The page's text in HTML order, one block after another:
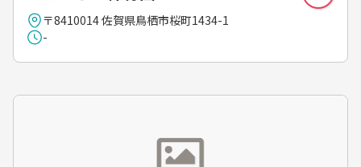
〒8410014 佐賀県鳥栖市桜町1434-1
-